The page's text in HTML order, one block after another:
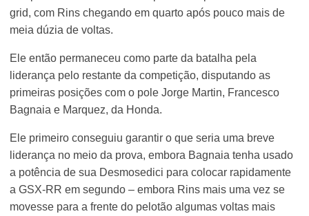
grid, com Rins chegando em quarto após pouco mais de
meia dúzia de voltas.
Ele então permaneceu como parte da batalha pela
liderança pelo restante da competição, disputando as
primeiras posições com o pole Jorge Martin, Francesco
Bagnaia e Marquez, da Honda.
Ele primeiro conseguiu garantir o que seria uma breve
liderança no meio da prova, embora Bagnaia tenha usado
a potência de sua Desmosedici para colocar rapidamente
a GSX-RR em segundo – embora Rins mais uma vez se
movesse para a frente do pelotão algumas voltas mais